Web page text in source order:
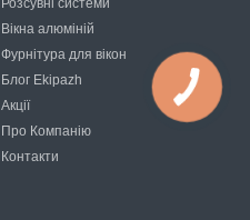
Розсувні системи
Вікна алюміній
Фурнітура для вікон
Блог Ekipazh
Акції
Про Компанію
Контакти